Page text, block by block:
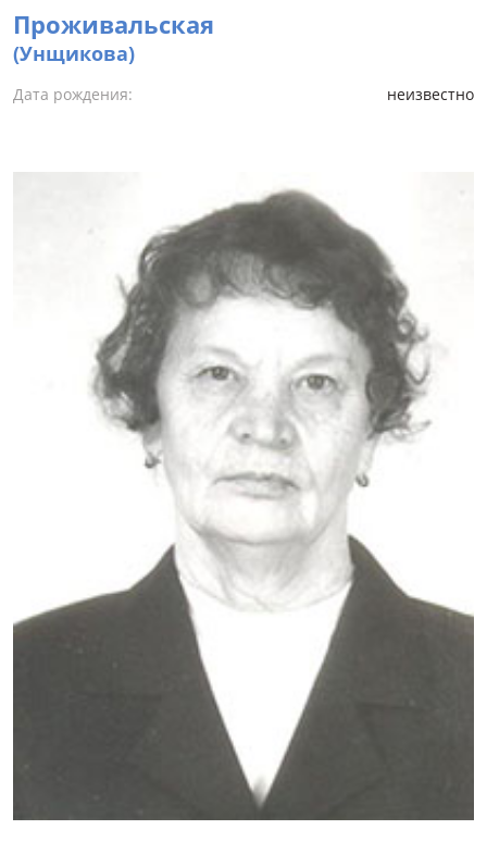
Проживальская
(Унщикова)
Дата рождения: неизвестно